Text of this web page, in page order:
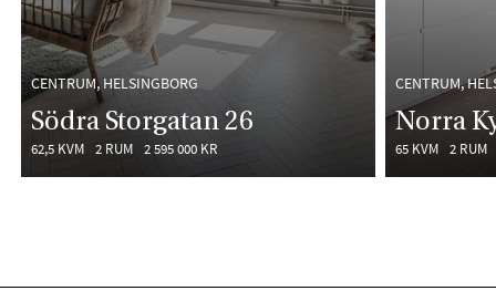
CENTRUM, HELSINGBORG
Södra Storgatan 26
62,5 KVM 2 RUM 2 595 000 KR
CENTRUM,
Norra
65 KVM 2 RUM